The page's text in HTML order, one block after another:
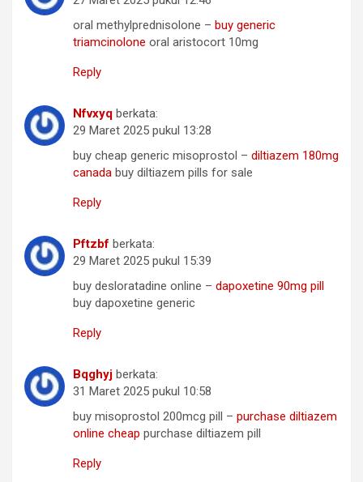
oral methylprednisolone – buy generic
triamcinolone oral aristocort 10mg
Reply
Nfvxyq berkata:
29 Maret 2025 pukul 13:28
buy cheap generic misoprostol – diltiazem 180mg
canada buy diltiazem pills for sale
Reply
Pftzbf berkata:
29 Maret 2025 pukul 15:39
buy desloratadine online – dapoxetine 90mg pill
buy dapoxetine generic
Reply
Bqghyj berkata:
31 Maret 2025 pukul 10:58
buy misoprostol 200mcg pill – purchase diltiazem
online cheap purchase diltiazem pill
Reply